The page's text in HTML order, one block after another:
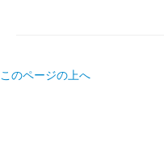
このページの上へ